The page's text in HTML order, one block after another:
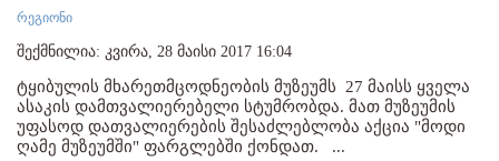
რეგიონი
შექმნილია: კვირა, 28 მაისი 2017 16:04
ტყიბულის მხარეთმცოდნეობის მუზეუმს 27 მაისს ყველა
ასაკის დამთვალიერებელი სტუმრობდა. მათ მუზეუმის
უფასოდ დათვალიერების შესაძლებლობა აქცია "მოდი
ღამე მუზეუმში" ფარგლებში ქონდათ. ...